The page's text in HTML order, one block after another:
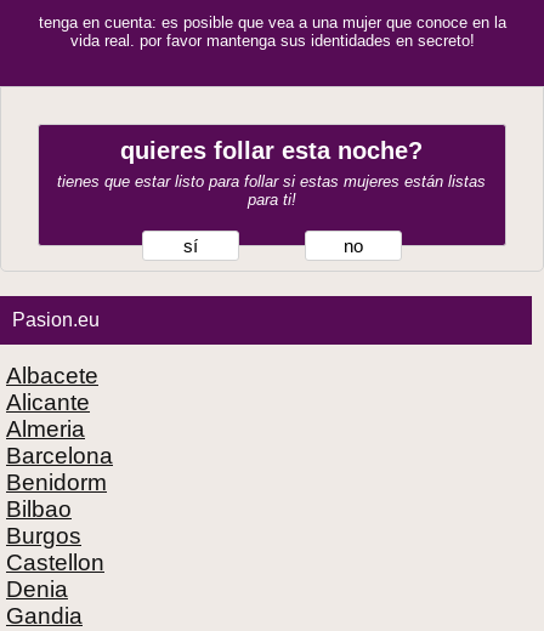
tenga en cuenta: es posible que vea a una mujer que conoce en la
vida real. por favor mantenga sus identidades en secreto!
quieres follar esta noche?
tienes que estar listo para follar si estas mujeres están listas
para ti!
sí no
Pasion.eu
Albacete
Alicante
Almeria
Barcelona
Benidorm
Bilbao
Burgos
Castellon
Denia
Gandia